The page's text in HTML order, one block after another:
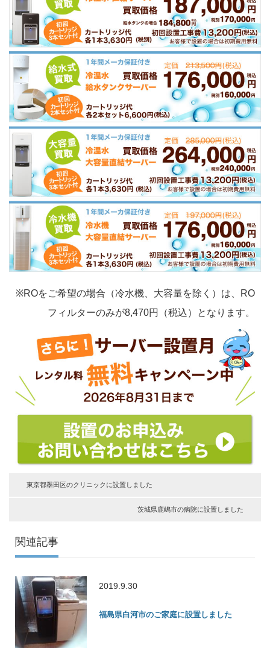
※ROをご希望の場合（冷水機、大容量を除く）は、RO
フィルターのみが8,470円（税込）となります。
東京都墨田区のクリニックに設置しました
茨城県鹿嶋市の病院に設置しました
関連記事
2019.9.30
福島県白河市のご家庭に設置しました